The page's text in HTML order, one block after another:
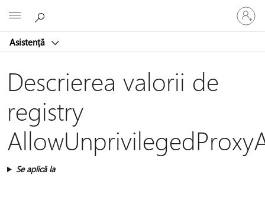
Asistență
vă
la
dvs.
Descrierea valorii de
registry
Se aplică la